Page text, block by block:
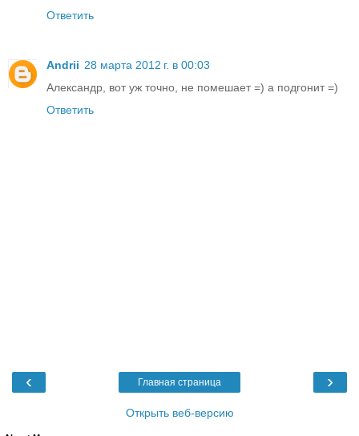
Ответить
Andrii 28 марта 2012 г. в 00:03
Александр, вот уж точно, не помешает =) а подгонит =)
Ответить
‹ ›
Главная страница
Открыть веб-версию